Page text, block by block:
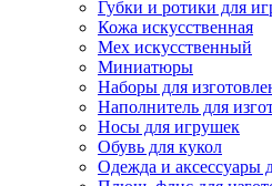
Губки и ротики для
Кожа искусственная
Мех искусственный
Миниатюры
Наборы для
Наполнитель для
Носы для игрушек
Обувь для кукол
Одежда и аксессуары